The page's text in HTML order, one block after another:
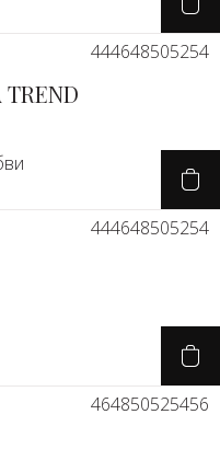
444648505254
TREND
444648505254
464850525456